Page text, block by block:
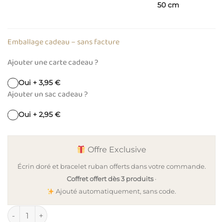
50 cm
Emballage cadeau – sans facture
Ajouter une carte cadeau ?
Oui + 3,95 €
Ajouter un sac cadeau ?
Oui + 2,95 €
Offre Exclusive
Écrin doré et bracelet ruban offerts dans votre commande.
Coffret offert dès 3 produits·
Ajouté automatiquement, sans code.
quantité de Collier fleur de naissance personnalisable